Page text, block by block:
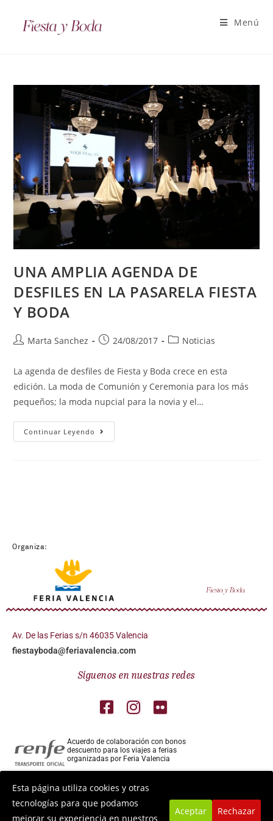
Menú
UNA AMPLIA AGENDA DE
DESFILES EN LA PASARELA FIESTA
Y BODA
Marta Sanchez 24/08/2017 Noticias
La agenda de desfiles de Fiesta y Boda crece en esta
edición. La moda de Comunión y Ceremonia para los más
pequeños; la moda nupcial para la novia y el…
Continuar Leyendo
Organiza:
Av. De las Ferias s/n 46035 Valencia
fiestayboda@feriavalencia.com
Síguenos en nuestras redes
Acuerdo de colaboración con bonos
descuento para los viajes a ferias
organizadas por Feria Valencia
Colaborador aéreo para los viajes a ferias
organizadas por Feria Valencia
Esta página utiliza cookies y otras
tecnologías para que podamos
mejorar su experiencia en nuestros
Aceptar Rechazar